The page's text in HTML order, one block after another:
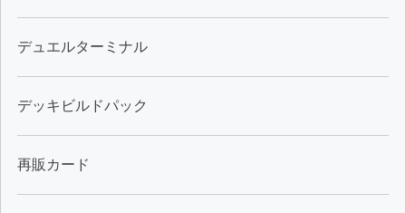
デュエルターミナル
デッキビルドパック
再販カード